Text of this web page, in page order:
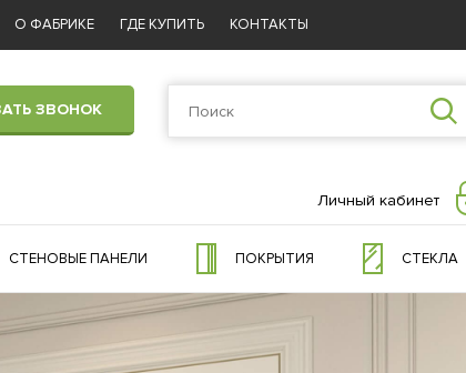
О ФАБРИКЕ ГДЕ КУПИТЬ КОНТАКТЫ
ЗВОНОК
Личный кабинет
СТЕНОВЫЕ ПАНЕЛИ ПОКРЫТИЯ СТЕКЛА